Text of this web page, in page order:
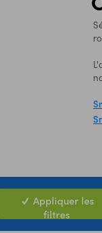
Appliquer les
filtres